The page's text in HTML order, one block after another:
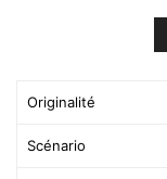
Originalité
Scénario